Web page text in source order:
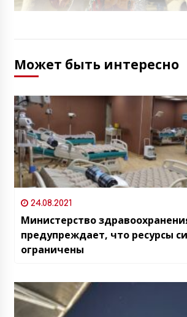
Может быть интересно
24.08.2021
Министерство
предупреждает, что ресурсы
ограничены